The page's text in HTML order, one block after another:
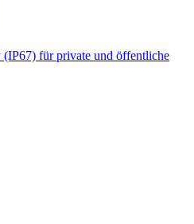
für private und öffentliche